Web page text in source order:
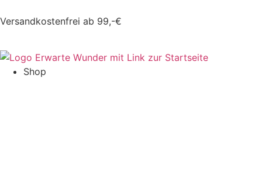
Versandkostenfrei ab 99,-€
Shop